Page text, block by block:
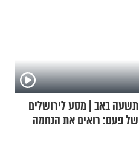
תשעה באב | מסע לירושלים
של פעם: רואים את הנחמה